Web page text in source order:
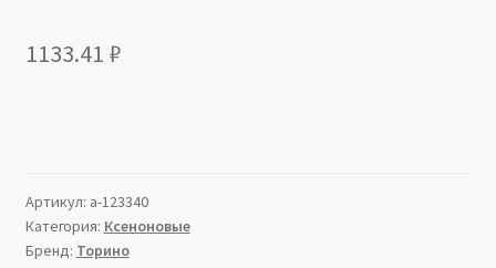
1133.41 ₽
Артикул: a-123340
Категория: Ксеноновые
Бренд: Торино